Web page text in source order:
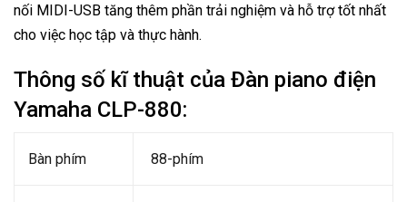
nối MIDI-USB tăng thêm phần trải nghiệm và hỗ trợ tốt nhất
cho việc học tập và thực hành.
Thông số kĩ thuật của Đàn piano điện
Yamaha CLP-880:
Bàn phím 88-phím